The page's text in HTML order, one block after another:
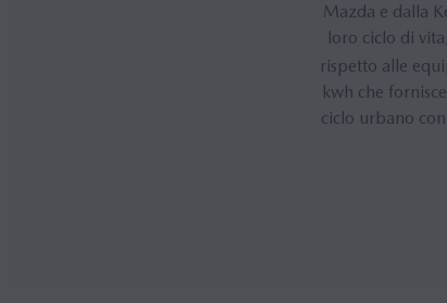
Mazda e dalla
loro ciclo di
rispetto alle
kwh che
ciclo urbano